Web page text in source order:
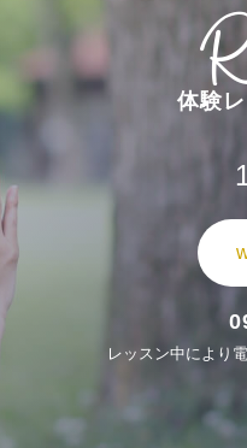
体験
レッスン中により